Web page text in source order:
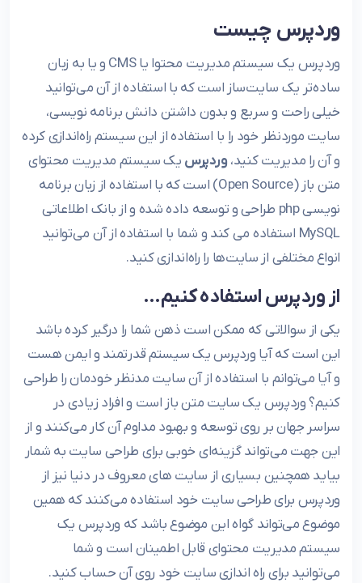
وردپرس چیست
وردپرس یک سیستم مدیریت محتوا یا CMS و یا به زبان
ساده‌تر یک سایت‌ساز است که با استفاده از آن می‌توانید
خیلی راحت و سریع و بدون داشتن دانش برنامه نویسی،
سایت موردنظر خود را با استفاده از این سیستم راه‌اندازی کرده
و آن را مدیریت کنید، وردپرس یک سیستم مدیریت محتوای
متن باز (Open Source) است که با استفاده از زبان برنامه
نویسی php طراحی و توسعه داده شده و از بانک اطلاعاتی
MySQL استفاده می کند و شما با استفاده از آن می‌توانید
انواع مختلفی از سایت‌ها را راه‌اندازی کنید.
از وردپرس استفاده کنیم…
یکی از سوالاتی که ممکن است ذهن شما را درگیر کرده باشد
این است که آیا وردپرس یک سیستم قدرتمند و ایمن هست
و آیا می‌توانم با استفاده از آن سایت مدنظر خودمان را طراحی
کنیم؟ وردپرس یک سایت متن باز است و افراد زیادی در
سراسر جهان بر روی توسعه و بهبود مداوم آن کار می‌کنند و از
این جهت می‌تواند گزینه‌ای خوبی برای طراحی سایت به شمار
بیاید همچنین بسیاری از سایت های معروف در دنیا نیز از
وردپرس برای طراحی سایت خود استفاده می‌کنند که همین
موضوع می‌تواند گواه این موضوع باشد که وردپرس یک
سیستم مدیریت محتوای قابل اطمینان است و شما
می‌توانید برای راه اندازی سایت خود روی آن حساب کنید.